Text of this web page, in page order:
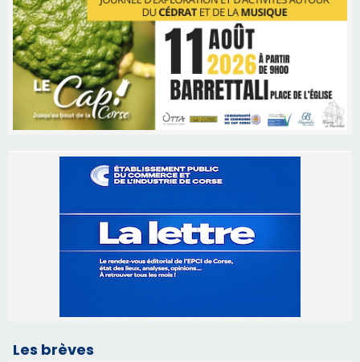
05/08/2026 09:53
Biguglia : messe de la Sainte-Marie et
procession le 14 août
Tennis - Début ce week-end du tournoi du